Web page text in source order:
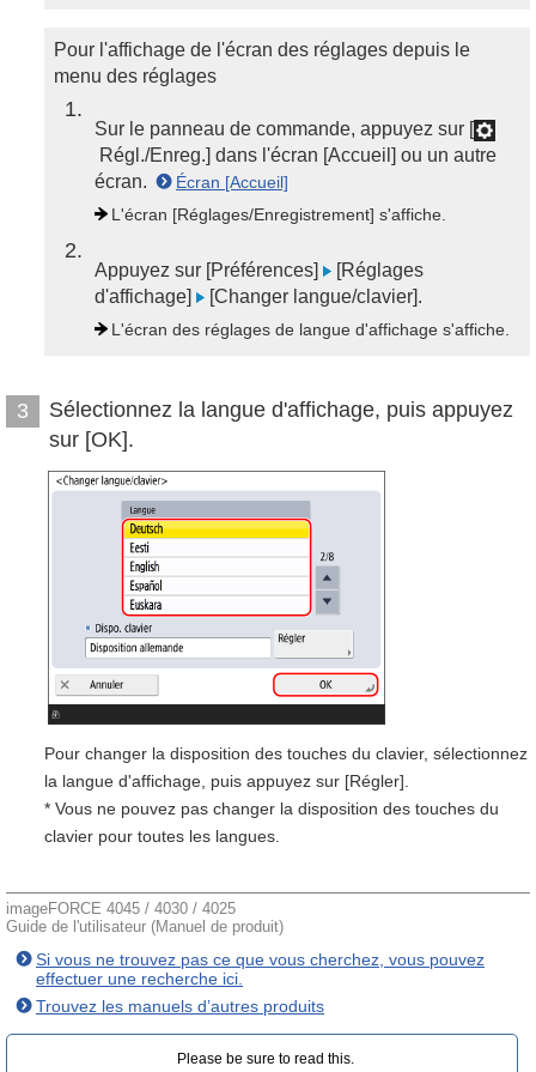
Pour l'affichage de l'écran des réglages depuis le
menu des réglages
1
Sur le panneau de commande, appuyez sur [
Régl./Enreg.] dans l'écran [Accueil] ou un autre
écran.
Écran [Accueil]
L'écran [Réglages/Enregistrement] s'affiche.
2
Appuyez sur [Préférences]
[Réglages
d'affichage]
[Changer langue/clavier].
L'écran des réglages de langue d'affichage s'affiche.
3
Sélectionnez la langue d'affichage, puis appuyez
sur [OK].
Pour changer la disposition des touches du clavier, sélectionnez
la langue d'affichage, puis appuyez sur [Régler].
* Vous ne pouvez pas changer la disposition des touches du
clavier pour toutes les langues.
imageFORCE 4045 / 4030 / 4025
Guide de l'utilisateur (Manuel de produit)
Si vous ne trouvez pas ce que vous cherchez, vous pouvez
effectuer une recherche ici.
Trouvez les manuels d’autres produits
Please be sure to read this.‎